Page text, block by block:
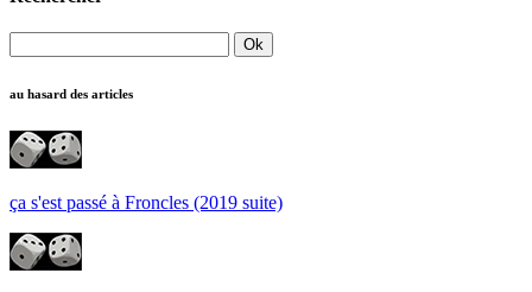
au hasard des articles
ça s'est passé à Froncles (2019 suite)